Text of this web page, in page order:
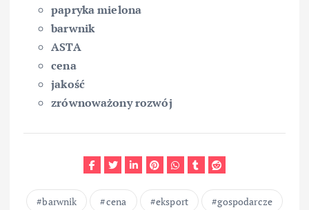
papryka mielona
barwnik
ASTA
cena
jakość
zrównoważony rozwój
barwnik cena eksport
gospodarcze